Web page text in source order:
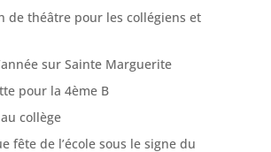
de théâtre pour les collégiens et
sur Sainte Marguerite
pour la 4ème B
collège
fête de l’école sous le signe du